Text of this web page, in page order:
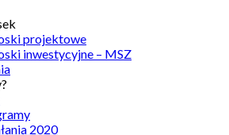
projektowe
inwestycyjne – MSZ
2020